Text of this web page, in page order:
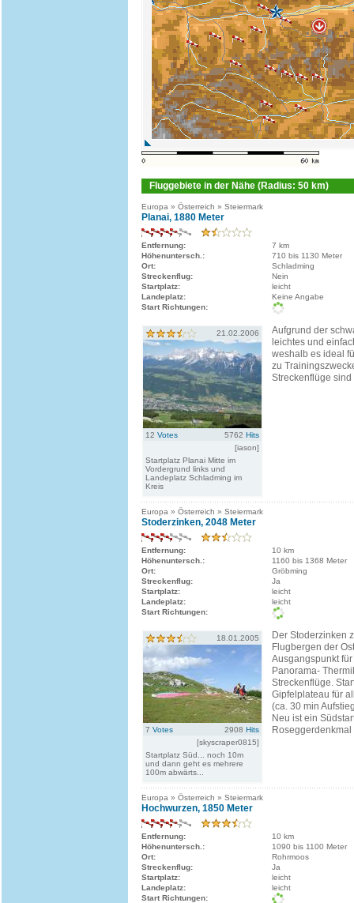
Fluggebiete in der Nähe (Radius: 50 km)
Europa » Österreich » Steiermark
Planai, 1880 Meter
Entfernung:
7 km
Höhenuntersch.:
710 bis 1130 Meter
Ort:
Schladming
Streckenflug:
Nein
Startplatz:
leicht
Landeplatz:
Keine Angabe
Start Richtungen:
21.02.2006
12 Votes 5762 Hits
[iason]
Startplatz Planai Mitte im
Vordergrund links und
Landeplatz Schladming im
Kreis
Aufgrund der
leichtes und
weshalb es ideal
zu
Streckenflüge
Europa » Österreich » Steiermark
Stoderzinken, 2048 Meter
Entfernung:
10 km
Höhenuntersch.:
1160 bis 1368 Meter
Ort:
Gröbming
Streckenflug:
Ja
Startplatz:
leicht
Landeplatz:
leicht
Start Richtungen:
18.01.2005
7 Votes 2908 Hits
[skyscraper0815]
Startplatz Süd... noch 10m
und dann geht es mehrere
100m abwärts...
Der Stoderzinken
Flugbergen der
Ausgangspunkt
Panorama-
Streckenflüge.
Gipfelplateau für
(ca. 30 min
Neu ist ein
Roseggerdenkmal
Europa » Österreich » Steiermark
Hochwurzen, 1850 Meter
Entfernung:
10 km
Höhenuntersch.:
1090 bis 1100 Meter
Ort:
Rohrmoos
Streckenflug:
Ja
Startplatz:
leicht
Landeplatz:
leicht
Start Richtungen: